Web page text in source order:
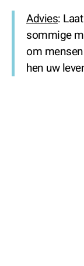
Advies:
sommige
om
hen uw